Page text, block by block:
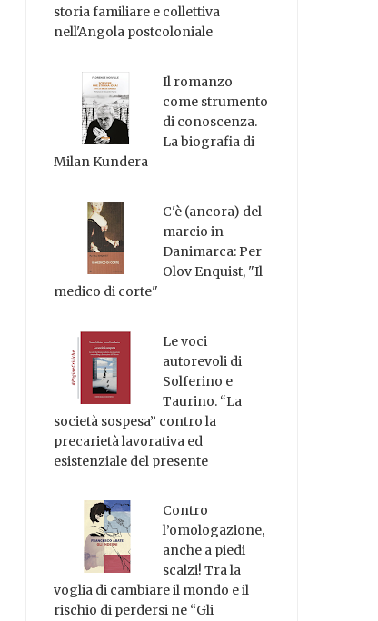
storia familiare e collettiva
nell'Angola postcoloniale
Il romanzo
come strumento
di conoscenza.
La biografia di
Milan Kundera
C'è (ancora) del
marcio in
Danimarca: Per
Olov Enquist, "Il
medico di corte"
Le voci
autorevoli di
Solferino e
Taurino. “La
società sospesa” contro la
precarietà lavorativa ed
esistenziale del presente
Contro
l’omologazione,
anche a piedi
scalzi! Tra la
voglia di cambiare il mondo e il
rischio di perdersi ne “Gli